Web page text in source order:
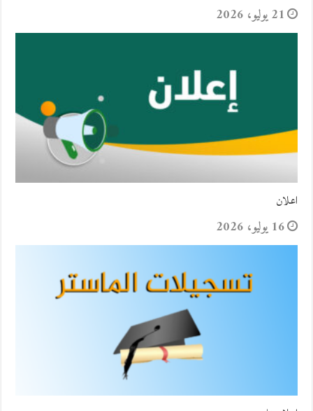
21 يوليو، 2026
اعلان
16 يوليو، 2026